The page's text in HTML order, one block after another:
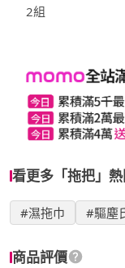
2組
看更多「拖把」
#濕拖巾 #驅塵
商品評價